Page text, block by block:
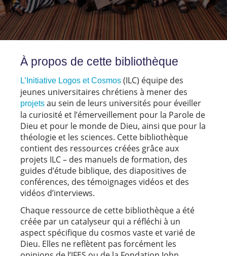
À propos de cette bibliothèque
L’Initiative Logos et Cosmos (ILC) équipe des
jeunes universitaires chrétiens à mener des
projets au sein de leurs universités pour éveiller
la curiosité et l’émerveillement pour la Parole de
Dieu et pour le monde de Dieu, ainsi que pour la
théologie et les sciences. Cette bibliothèque
contient des ressources créées grâce aux
projets ILC – des manuels de formation, des
guides d’étude biblique, des diapositives de
conférences, des témoignages vidéos et des
vidéos d’interviews.
Chaque ressource de cette bibliothèque a été
créée par un catalyseur qui a réfléchi à un
aspect spécifique du cosmos vaste et varié de
Dieu. Elles ne reflètent pas forcément les